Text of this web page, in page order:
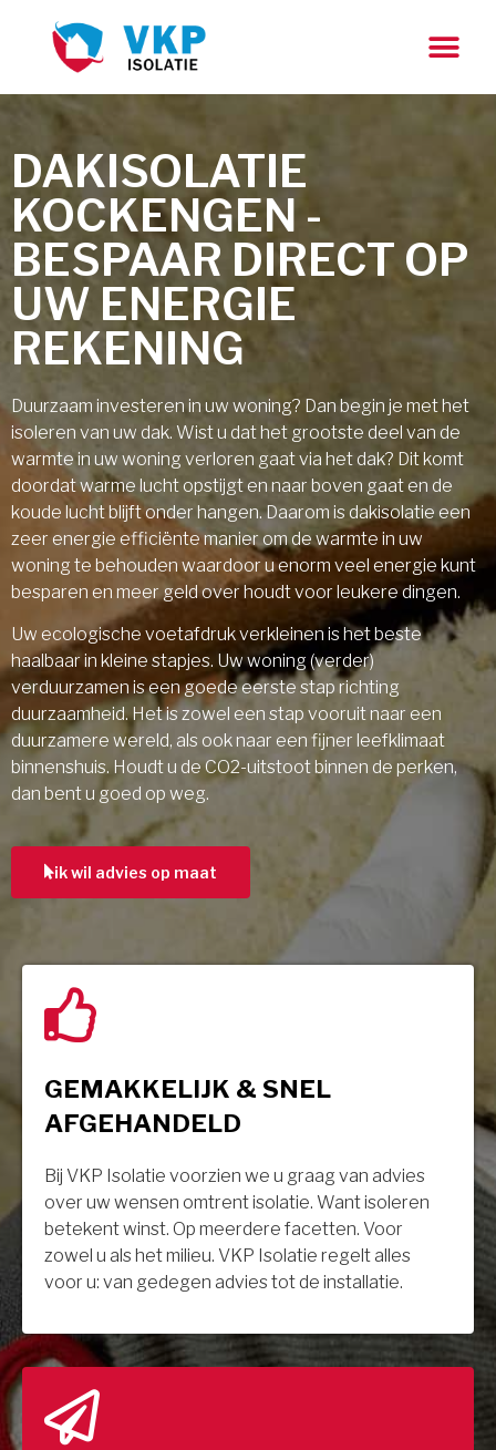
DAKISOLATIE
KOCKENGEN -
BESPAAR DIRECT OP
UW ENERGIE
REKENING
Duurzaam investeren in uw woning? Dan begin je met het
isoleren van uw dak. Wist u dat het grootste deel van de
warmte in uw woning verloren gaat via het dak? Dit komt
doordat warme lucht opstijgt en naar boven gaat en de
koude lucht blijft onder hangen. Daarom is dakisolatie een
zeer energie efficiënte manier om de warmte in uw
woning te behouden waardoor u enorm veel energie kunt
besparen en meer geld over houdt voor leukere dingen.
Uw ecologische voetafdruk verkleinen is het beste
haalbaar in kleine stapjes. Uw woning (verder)
verduurzamen is een goede eerste stap richting
duurzaamheid. Het is zowel een stap vooruit naar een
duurzamere wereld, als ook naar een fijner leefklimaat
binnenshuis. Houdt u de CO2-uitstoot binnen de perken,
dan bent u goed op weg.
ik wil advies op maat
GEMAKKELIJK & SNEL
AFGEHANDELD
Bij VKP Isolatie voorzien we u graag van advies
over uw wensen omtrent isolatie. Want isoleren
betekent winst. Op meerdere facetten. Voor
zowel u als het milieu. VKP Isolatie regelt alles
voor u: van gedegen advies tot de installatie.